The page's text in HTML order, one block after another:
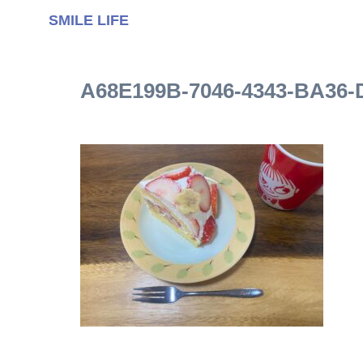
SMILE LIFE
A68E199B-7046-4343-BA36-